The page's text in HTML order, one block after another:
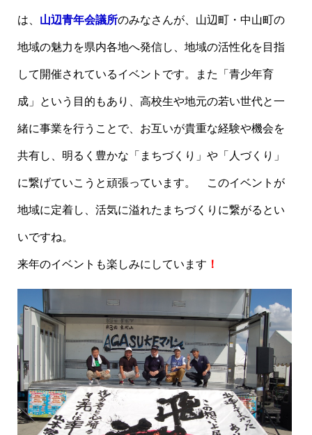
は、 山辺青年会議所のみなさんが、山辺町・中山町の
地域の魅力を県内各地へ発信し、地域の活性化を目指
して開催されているイベントです。また「青少年育
成」という目的もあり、高校生や地元の若い世代と一
緒に事業を行うことで、お互いが貴重な経験や機会を
共有し、明るく豊かな「まちづくり」や「人づくり」
に繋げていこうと頑張っています。 このイベントが
地域に定着し、活気に溢れたまちづくりに繋がるとい
いですね。
来年のイベントも楽しみにしています ！